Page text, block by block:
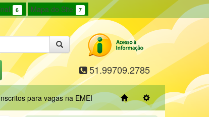
6 Mapa do Site 7
51.99709.2785
para vagas na EMEI